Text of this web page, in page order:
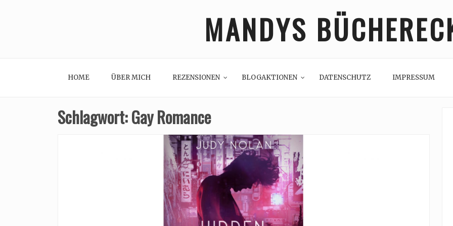
MANDYS
HOME ÜBER MICH REZENSIONEN BLOGAKTIONEN DATENSCHUTZ IMPRESSUM
Schlagwort:Gay Romance